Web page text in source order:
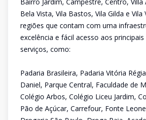
Bela Vista, Vila Bastos, Vila Gilda e Vila
regiões que contam com uma
excelência e fácil acesso aos
serviços, como:
Padaria Brasileira, Padaria Vitória
Daniel, Parque Central, Faculdade de
Colégio Arbos, Colégio Liceu Jardim,
Pão de Açúcar, Carrefour, Fonte